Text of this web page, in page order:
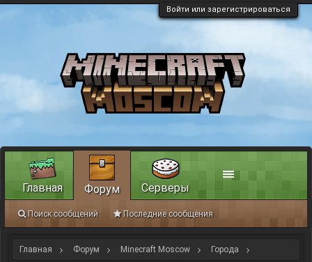
Войти или зарегистрироваться
Главная Форум Minecraft Moscow Города
Главная Форум
Поиск сообщений Последние сообщения
Серверы